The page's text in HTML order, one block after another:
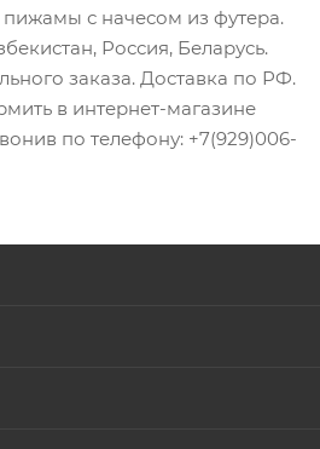
пижамы с начесом из футера.
Россия, Беларусь.
заказа. Доставка по РФ.
в интернет-магазине
по телефону: +7(929)006-